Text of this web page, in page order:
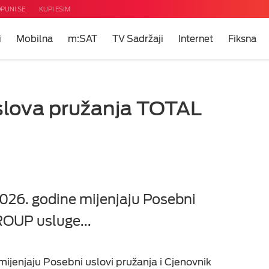
SE KUPI ESIM
Mobilna m:SAT TV Sadržaji Internet Fiksna
pružanja TOTAL
godine mijenjaju Posebni
usluge...
Posebni uslovi pružanja i Cjenovnik